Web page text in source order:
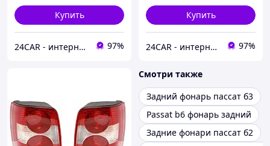
Купить
24CAR - интернет магазин запчастей и аксессуаров 97%
Купить
24CAR - интернет магазин запчастей и аксессуаров 97%
Смотри также
Задний фонарь пассат б3
Passat b6 фонарь задний
Задние фонари пассат б2